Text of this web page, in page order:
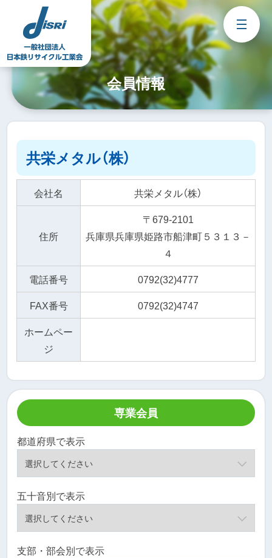
content
会員情報
共栄メタル（株）
会社名 共栄メタル（株）
住所
〒679-2101
兵庫県兵庫県姫路市船津町５３１３－
４
電話番号
0792(32)4777
FAX番号
0792(32)4747
ホームペー
ジ
専業会員
都道府県で表示
五十音別で表示
支部・部会別で表示